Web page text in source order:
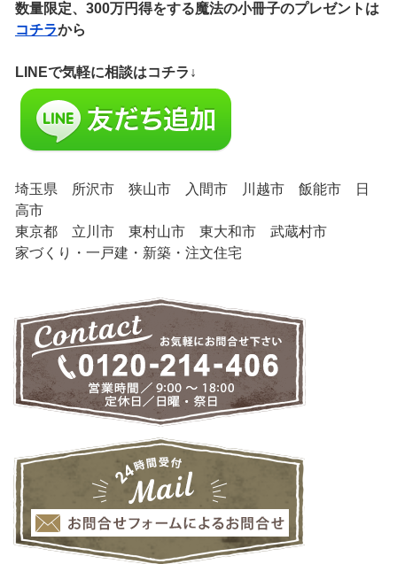
数量限定、300万円得をする魔法の小冊子のプレゼントは
コチラから
LINEで気軽に相談はコチラ↓
埼玉県 所沢市 狭山市 入間市 川越市 飯能市 日
高市
東京都 立川市 東村山市 東大和市 武蔵村市
家づくり・一戸建・新築・注文住宅